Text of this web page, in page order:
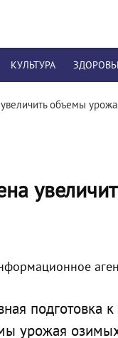
КУЛЬТУРА
объемы
подготовка
урожая